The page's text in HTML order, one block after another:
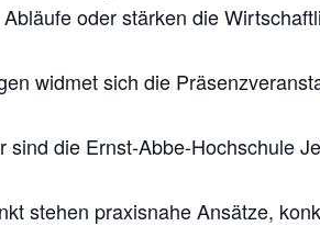
oder stärken die
widmet sich die
sind die Ernst-Abbe-Hochschule
stehen praxisnahe Ansätze,